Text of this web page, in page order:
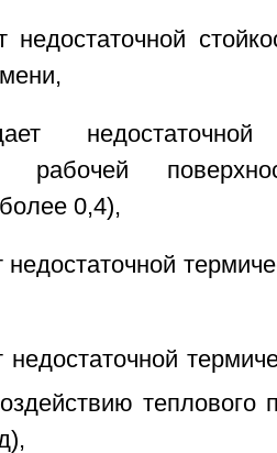
недостаточной
недостаточной
рабочей
0,4),
недостаточной
недостаточной
теплового